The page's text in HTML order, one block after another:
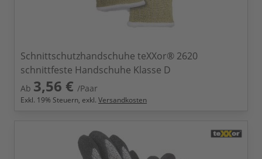
Schnittschutzhandschuhe teXXor® 2620
schnittfeste Handschuhe Klasse D
Ab 3,56 € /Paar
Exkl. 19% Steuern, exkl. Versandkosten